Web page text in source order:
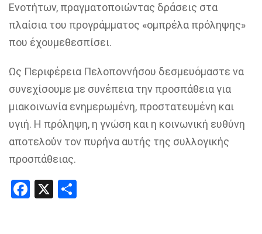
Ενοτήτων, πραγµατοποιώντας δράσεις στα
πλαίσια του προγράµµατος «οµπρέλα πρόληψης»
που έχουµεθεσπίσει.
Ως Περιφέρεια Πελοποννήσου δεσµευόµαστε να
συνεχίσουµε µε συνέπεια την προσπάθεια για
µιακοινωνία ενηµερωµένη, προστατευµένη και
υγιή. Η πρόληψη, η γνώση και η κοινωνική ευθύνη
αποτελούν τον πυρήνα αυτής της συλλογικής
προσπάθειας.
Facebook
X